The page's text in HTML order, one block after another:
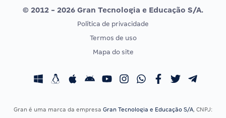
Vunesp
CONCURSOS POR PROFISSÃO
Concursos Fiscais
EXAME DE ORDEM
Calendário OAB
© 2012 - 2026 Gran Tecnologia e Educação S/A.
Política de privacidade
Termos de uso
Mapa do site
Gran é uma marca da empresa Gran Tecnologia e Educação S/A, CNPJ: